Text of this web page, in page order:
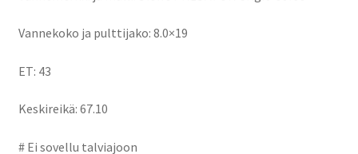
Vannekoko ja pulttijako: 8.0×19
ET: 43
Keskireikä: 67.10
# Ei sovellu talviajoon